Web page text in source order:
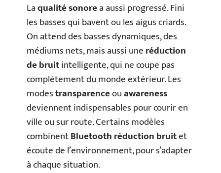
Laqualité sonorea aussi progressé. Fini
les basses qui bavent ou les aigus criards.
On attend des basses dynamiques, des
médiums nets, mais aussi uneréduction
de bruitintelligente, qui ne coupe pas
complètement du monde extérieur. Les
modestransparenceouawareness
deviennent indispensables pour courir en
ville ou sur route. Certains modèles
combinentBluetooth réduction bruitet
écoute de l’environnement, pour s’adapter
à chaque situation.